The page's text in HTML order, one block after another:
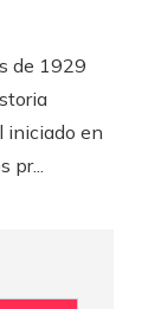
de 1929
iniciado en
pr...